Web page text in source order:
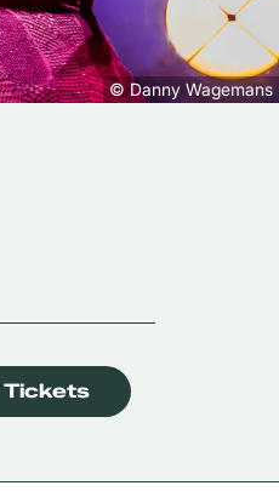
© Danny Wagemans
Tickets